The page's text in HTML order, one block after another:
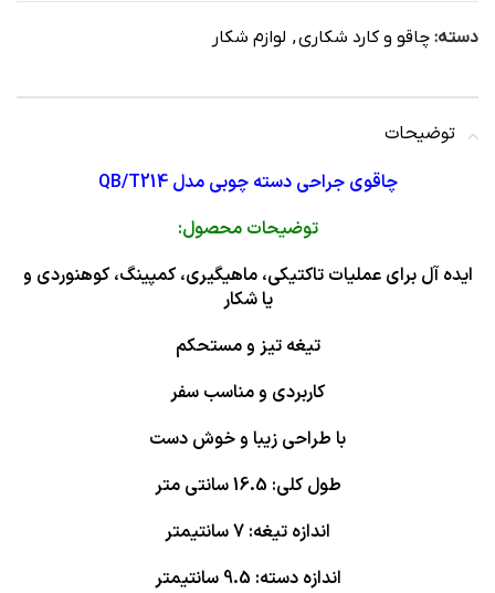
دسته: چاقو و کارد شکاری, لوازم شکار
توضیحات
چاقوی جراحی دسته چوبی مدل QB/T214
توضیحات محصول:
ایده آل برای عملیات تاکتیکی، ماهیگیری، کمپینگ، کوهنوردی و
یا شکار
تیغه تیز و مستحکم
کاربردی و مناسب سفر
با طراحی زیبا و خوش دست
طول کلی: 16.5 سانتی متر
اندازه تیغه: 7 سانتیمتر
اندازه دسته: 9.5 سانتیمتر